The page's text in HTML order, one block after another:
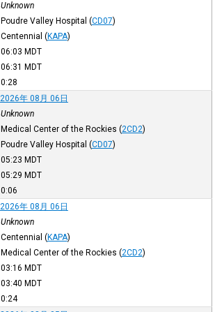
Unknown
Poudre Valley Hospital (CD07)
Centennial (KAPA)
06:03 MDT
06:31 MDT
0:28
2026年 08月 06日
Unknown
Medical Center of the Rockies (2CD2)
Poudre Valley Hospital (CD07)
05:23 MDT
05:29 MDT
0:06
2026年 08月 06日
Unknown
Centennial (KAPA)
Medical Center of the Rockies (2CD2)
03:16 MDT
03:40 MDT
0:24